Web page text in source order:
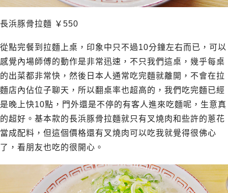
長浜豚骨拉麵 ￥ 550
從點完餐到拉麵上桌，印象中只不過10分鐘左右而已，可以
感覺內場師傅的動作是非常迅速，不只我們這桌，幾乎每桌
的出菜都非常快，然後日本人通常吃完麵就離開，不會在拉
麵店內佔位子聊天，所以翻桌率也超高的，我們吃完麵已經
是晚上快10點，門外還是不停的有客人進來吃麵呢，生意真
的超好。基本款的長浜豚骨拉麵就只有叉燒肉和些許的蔥花
當成配料，但這個價格還有叉燒肉可以吃我就覺得很佛心
了，看朋友也吃的很開心。